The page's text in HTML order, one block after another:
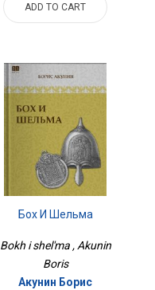
ADD TO CART
Бох И Шельма
Bokh i shel'ma , Akunin
Boris
Акунин Борис